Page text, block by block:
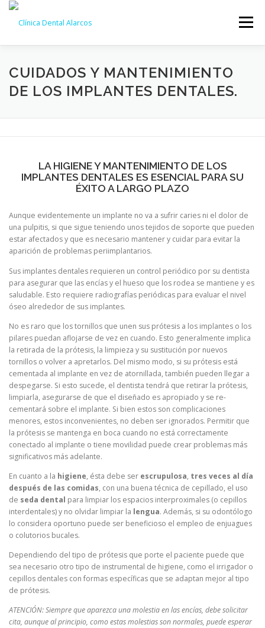
Saltar
contenido
Menú
NOSOTROS TRATAMIENTOS GALERÍA
CUIDADOS Y MANTENIMIENTO
DE LOS IMPLANTES DENTALES.
LA HIGIENE Y MANTENIMIENTO DE LOS
IMPLANTES DENTALES ES ESENCIAL PARA SU
ÉXITO A LARGO PLAZO
Aunque evidentemente un implante no va a sufrir caries ni el dolor de
una pulpitis, si que sigue teniendo unos tejidos de soporte que pueden
estar afectados y que es necesario mantener y cuidar para evitar la
aparición de problemas periimplantarios.
Sus implantes dentales requieren un control periódico por su dentista
para asegurar que las encías y el hueso que los rodea se mantiene y es
saludable. Esto requiere radiografías periódicas para evaluar el nivel
óseo alrededor de sus implantes.
No es raro que los tornillos que unen sus prótesis a los implantes o los
pilares puedan aflojarse de vez en cuando. Esto generalmente implica
la retirada de la prótesis, la limpieza y su sustitución por nuevos
tornillos o volver a apretarlos. Del mismo modo, si su prótesis está
cementada al implante en vez de atornillada, también pueden llegar a
despegarse. Si esto sucede, el dentista tendrá que retirar la prótesis,
limpiarla, asegurarse de que el diseñado es apropiado y se re-
cementará sobre el implante. Si bien estos son complicaciones
menores, estos inconvenientes, no deben ser ignorados. Permitir que
la prótesis se mantenga en boca cuando no está correctamente
conectado al implante o tiene movilidad puede crear problemas más
significativos más adelante.
En cuanto a la higiene, ésta debe ser escrupulosa, tres veces al día
después de las comidas, con una buena técnica de cepillado, el uso
de seda dental para limpiar los espacios interproximales (o cepillos
interdentales) y no olvidar limpiar la lengua. Además, si su odontólogo
lo considera oportuno puede ser beneficioso el empleo de enjuagues
o colutorios bucales.
Dependiendo del tipo de prótesis que porte el paciente puede que
sea necesario otro tipo de instrumental de higiene, como el irrigador o
cepillos dentales con formas específicas que se adaptan mejor al tipo
de prótesis.
ATENCIÓN: Siempre que aparezca una molestia en las encías, debe solicitar
cita, aunque al principio, como estas molestias son normales, puede esperar